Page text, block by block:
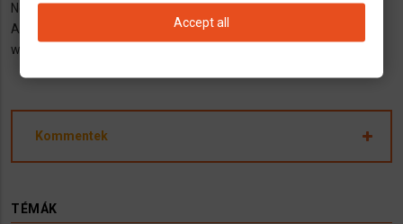
Német munkaközvetítő cég Bajorországban.
A közvetítésért vagy bármiért fizetni nem kell.
www.nemetmunka.hu ….és megoldódik!
Kommentek
TÉMÁK
Accept all